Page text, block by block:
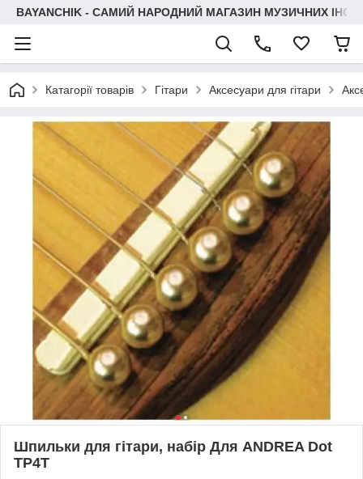
BAYANCHIK - САМИЙ НАРОДНИЙ МАГАЗИН МУЗИЧНИХ
Катагорії товарів Гітари Аксесуари для гітари
Шпильки для гітари, набір Для ANDREA Dot
TP4T